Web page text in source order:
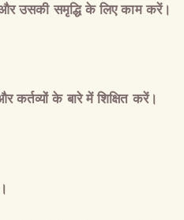
उसकी समृद्धि के लिए काम करें।
कर्तव्यों के बारे में शिक्षित करें।